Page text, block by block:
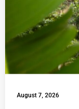
August 7, 2026